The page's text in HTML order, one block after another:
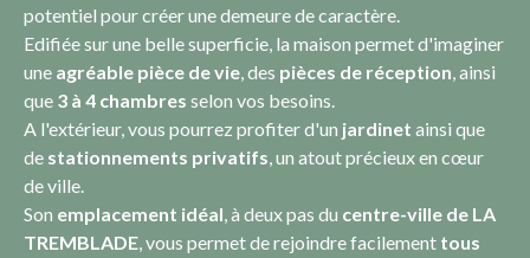
potentiel pour créer une demeure de caractère.
Edifiée sur une belle superficie, la maison permet d'imaginer
une agréable pièce de vie, des pièces de réception, ainsi
que 3 à 4 chambres selon vos besoins.
A l'extérieur, vous pourrez profiter d'un jardinet ainsi que
de stationnements privatifs, un atout précieux en cœur
de ville.
Son emplacement idéal, à deux pas du centre-ville de LA
TREMBLADE, vous permet de rejoindre facilement tous